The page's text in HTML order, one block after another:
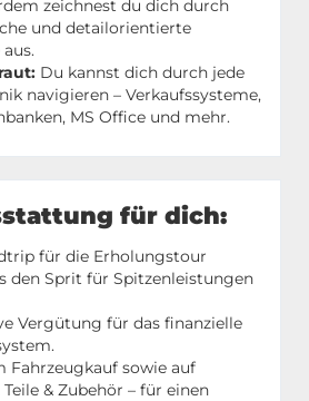
zeichnest du dich durch
und detailorientierte
Du kannst dich durch jede
navigieren – Verkaufssysteme,
MS Office und mehr.
für dich:
für die Erholungstour
den Sprit für Spitzenleistungen
Vergütung für das finanzielle
Fahrzeugkauf sowie auf
& Zubehör – für einen